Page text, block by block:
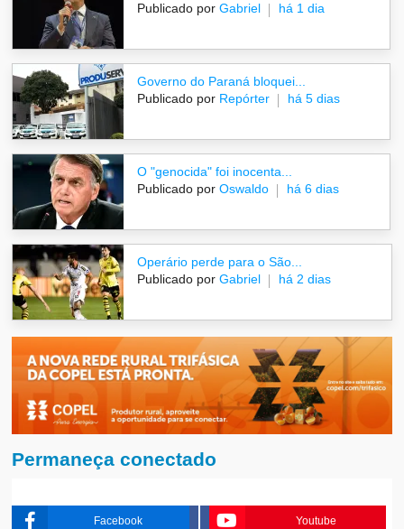
Publicado por Gabriel há 1 dia
Governo do Paraná bloquei...
Publicado por Repórter há 5 dias
O "genocida" foi inocenta...
Publicado por Oswaldo há 6 dias
Operário perde para o São...
Publicado por Gabriel há 2 dias
Permaneça conectado
Facebook Youtube